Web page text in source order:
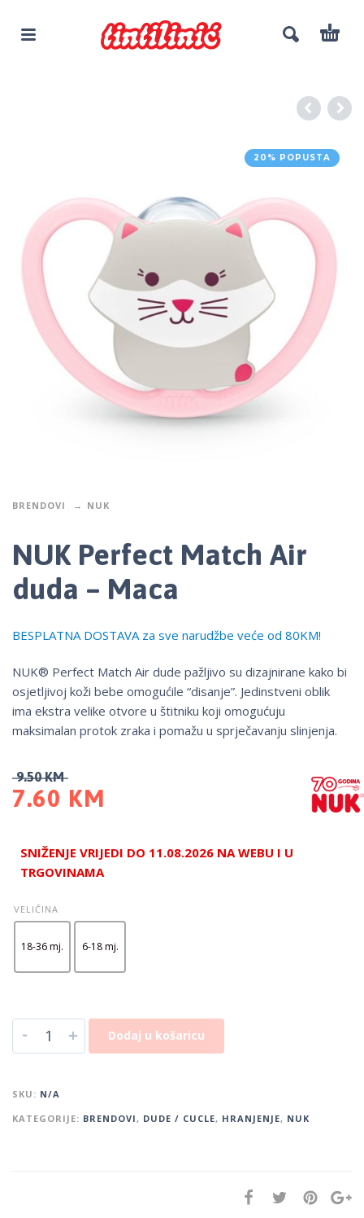
20% POPUSTA
BRENDOVI NUK
NUK Perfect Match Air
duda – Maca
BESPLATNA DOSTAVA za sve narudžbe veće od 80KM!
NUK® Perfect Match Air dude pažljivo su dizajnirane kako bi
osjetljivoj koži bebe omogućile “disanje”. Jedinstveni oblik
ima ekstra velike otvore u štitniku koji omogućuju
maksimalan protok zraka i pomažu u sprječavanju slinjenja.
9.50KM
7.60 KM
SNIŽENJE VRIJEDI DO 11.08.2026 NA WEBU I U
TRGOVINAMA
VELIČINA
18-36 mj. 6-18 mj.
- + Dodaj u košaricu
SKU: N/A
KATEGORIJE: BRENDOVI, DUDE / CUCLE, HRANJENJE, NUK